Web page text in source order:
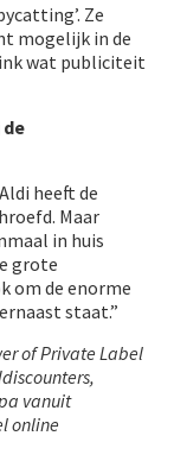
Ze
mogelijk in de
wat publiciteit
heeft de
Maar
in huis
grote
om de enorme
staat.”
of Private Label
vanuit
online